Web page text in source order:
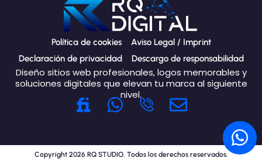
W
h
Política de cookies
Aviso Legal / Imprint
Declaración de privacidad
Descargo de responsabilidad
Diseño sitios web profesionales, logos memorables y
soluciones digitales que elevan tu marca al siguiente
nivel.
W
a
t
E
v
e
Copyright 2026 RQ STUDIO. Todos los derechos reservados.